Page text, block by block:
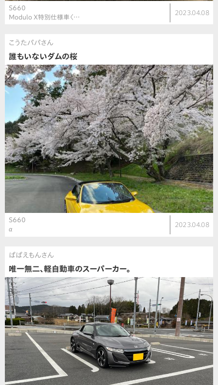
S660
Modulo X特別仕様車〈…
2023.04.08
こうたパパさん
誰もいないダムの桜
S660
α
2023.04.08
ぱぱえもんさん
唯一無二、軽自動車のスーパーカー。